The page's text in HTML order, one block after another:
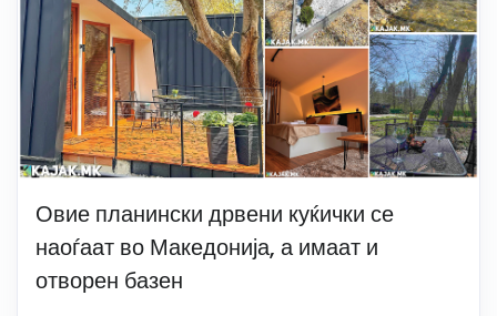
Овие планински дрвени куќички се
наоѓаат во Македонија, а имаат и
отворен базен